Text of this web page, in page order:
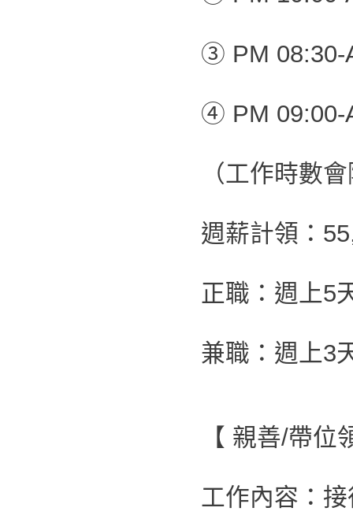
③ PM 08:30-
④ PM 09:00-
（工作時數
週薪計領：
正職：週上5
兼職：週上3
【 親善/帶
工作內容：